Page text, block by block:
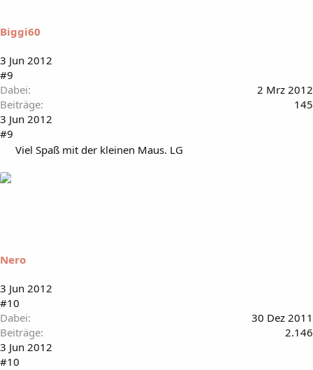
Biggi60
3 Jun 2012
#9
Dabei
2 Mrz 2012
Beiträge
145
3 Jun 2012
#9
Viel Spaß mit der kleinen Maus. LG
Nero
3 Jun 2012
#10
Dabei
30 Dez 2011
Beiträge
2.146
3 Jun 2012
#10